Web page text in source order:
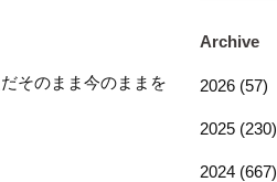
そのまま今のままを
Archive
2026 (57)
2025 (230)
2024 (667)